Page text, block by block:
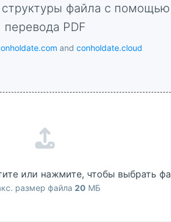
перевода PDF
and conholdate.cloud
или нажмите, чтобы выбрать
размер файла 20 МБ